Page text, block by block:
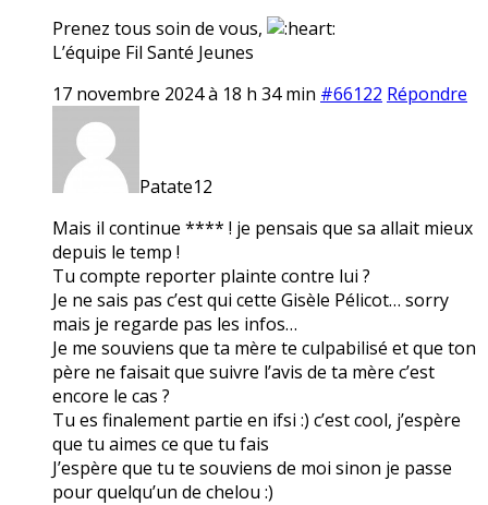
Prenez tous soin de vous,
L’équipe Fil Santé Jeunes
17 novembre 2024 à 18 h 34 min #66122 Répondre
Patate12
Mais il continue **** ! je pensais que sa allait mieux
depuis le temp !
Tu compte reporter plainte contre lui ?
Je ne sais pas c’est qui cette Gisèle Pélicot… sorry
mais je regarde pas les infos…
Je me souviens que ta mère te culpabilisé et que ton
père ne faisait que suivre l’avis de ta mère c’est
encore le cas ?
Tu es finalement partie en ifsi :) c’est cool, j’espère
que tu aimes ce que tu fais
J’espère que tu te souviens de moi sinon je passe
pour quelqu’un de chelou :)